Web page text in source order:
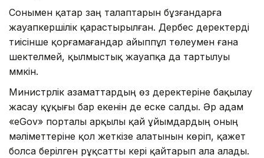
Сонымен қатар заң талаптарын бұзғандарға
жауапкершілік қарастырылған. Дербес деректерді
тиісінше қорғамағандар айыппұл төлеумен ғана
шектелмей, қылмыстық жауапқа да тартылуы
мүмкін.
Министрлік азаматтардың өз деректеріне бақылау
жасау құқығы бар екенін де еске салды. Әр адам
«eGov» порталы арқылы қай ұйымдардың оның
мәліметтеріне қол жеткізе алатынын көріп, қажет
болса берілген рұқсатты кері қайтарып ала алады.